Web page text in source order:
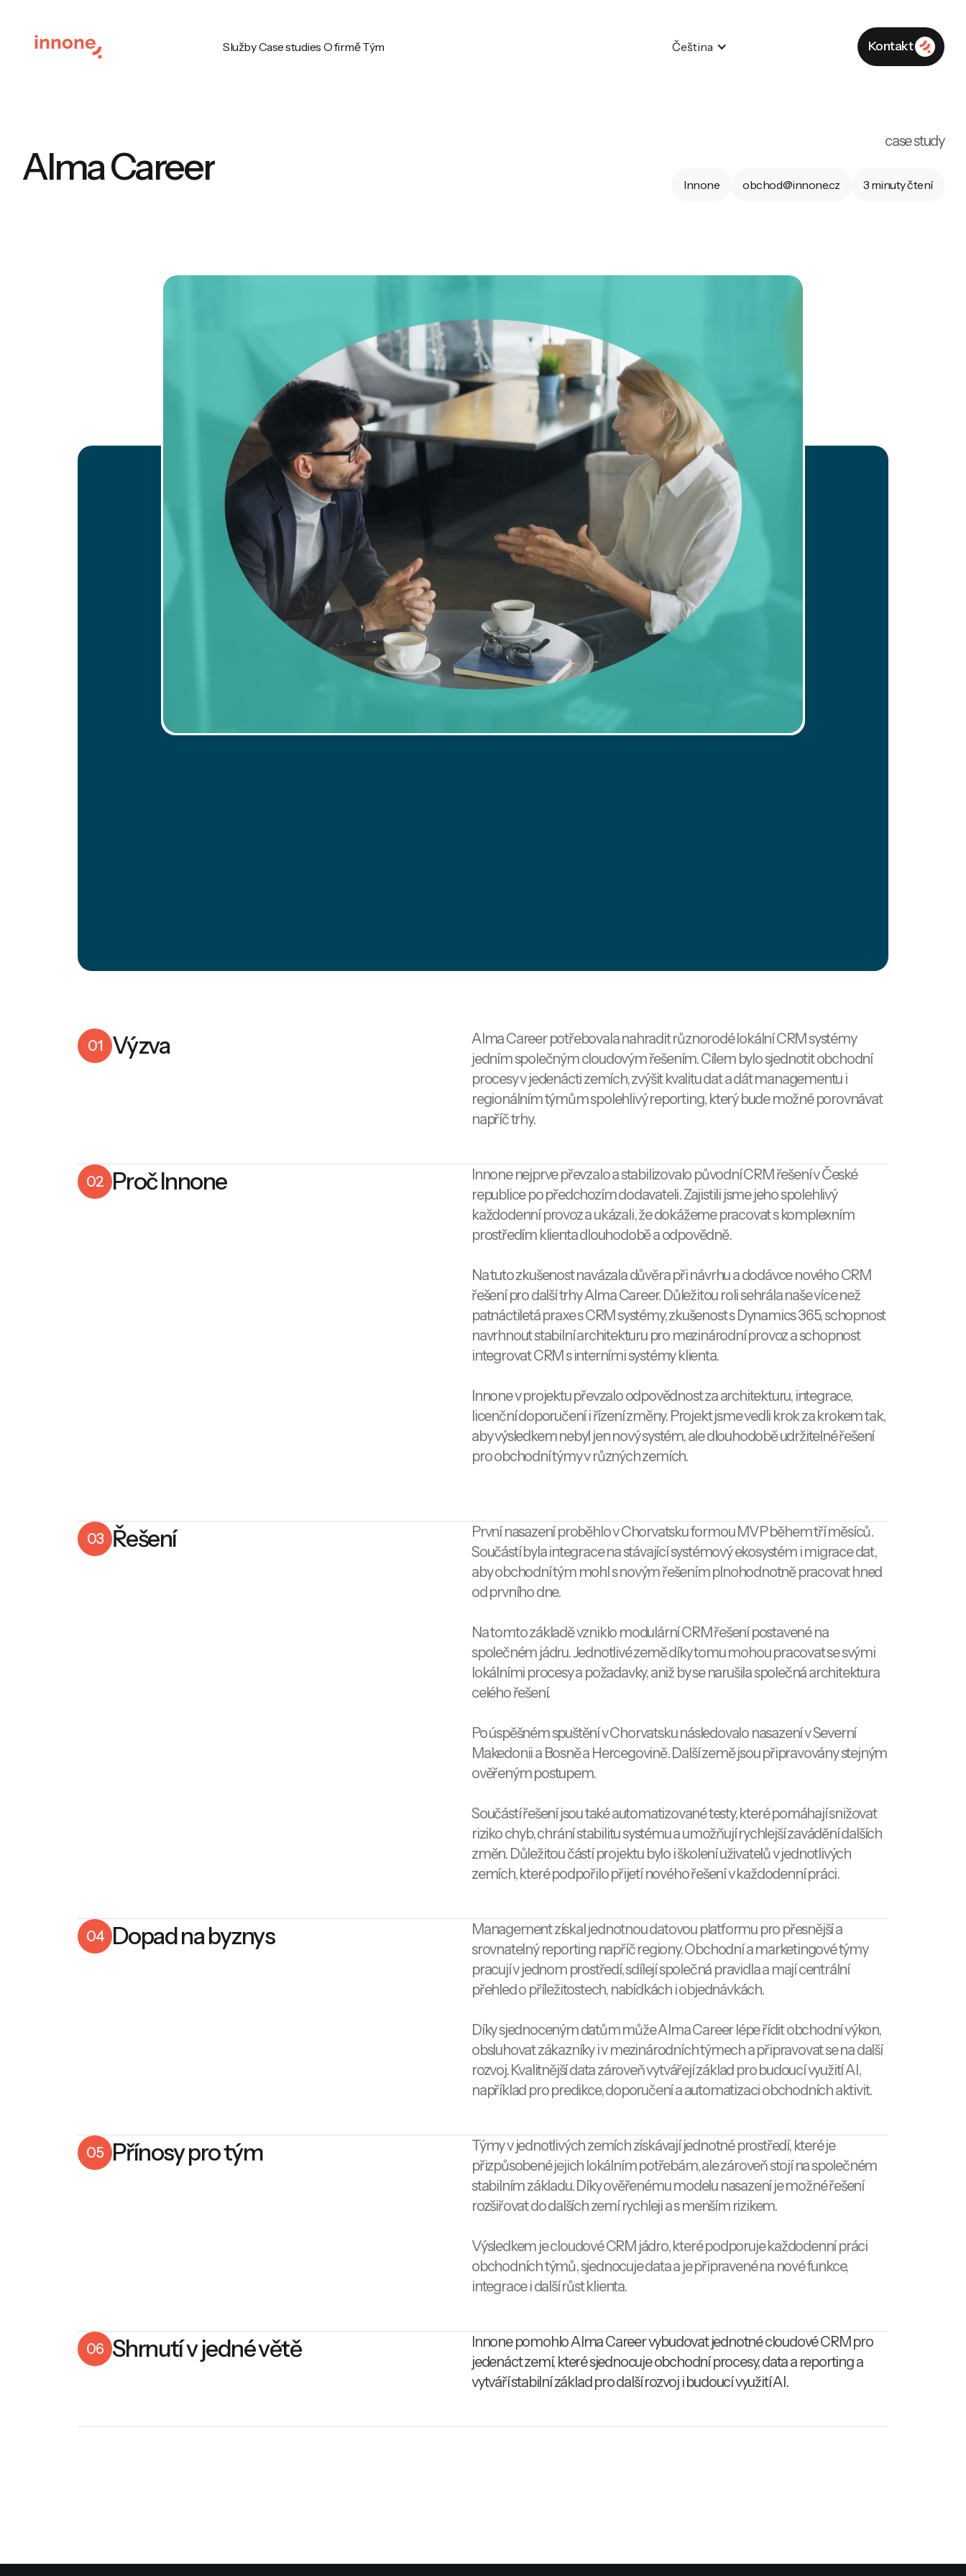
SlužbyCase studies O firměTým
Čeština
Kontakt
Kontakt
Alma Career
case study
Innone obchod@innone.cz 3 minuty čtení
01 Výzva
Alma Career potřebovala nahradit různorodé lokální CRM systémy
jedním společným cloudovým řešením. Cílem bylo sjednotit obchodní
procesy v jedenácti zemích, zvýšit kvalitu dat a dát managementu i
regionálním týmům spolehlivý reporting, který bude možné porovnávat
napříč trhy.
02 Proč Innone
Innone nejprve převzalo a stabilizovalo původní CRM řešení v České
republice po předchozím dodavateli. Zajistili jsme jeho spolehlivý
každodenní provoz a ukázali, že dokážeme pracovat s komplexním
prostředím klienta dlouhodobě a odpovědně.
Na tuto zkušenost navázala důvěra při návrhu a dodávce nového CRM
řešení pro další trhy Alma Career. Důležitou roli sehrála naše více než
patnáctiletá praxe s CRM systémy, zkušenost s Dynamics 365, schopnost
navrhnout stabilní architekturu pro mezinárodní provoz a schopnost
integrovat CRM s interními systémy klienta.
Innone v projektu převzalo odpovědnost za architekturu, integrace,
licenční doporučení i řízení změny. Projekt jsme vedli krok za krokem tak,
aby výsledkem nebyl jen nový systém, ale dlouhodobě udržitelné řešení
pro obchodní týmy v různých zemích.
03 Řešení
První nasazení proběhlo v Chorvatsku formou MVP během tří měsíců.
Součástí byla integrace na stávající systémový ekosystém i migrace dat,
aby obchodní tým mohl s novým řešením plnohodnotně pracovat hned
od prvního dne.
Na tomto základě vzniklo modulární CRM řešení postavené na
společném jádru. Jednotlivé země díky tomu mohou pracovat se svými
lokálními procesy a požadavky, aniž by se narušila společná architektura
celého řešení.
Po úspěšném spuštění v Chorvatsku následovalo nasazení v Severní
Makedonii a Bosně a Hercegovině. Další země jsou připravovány stejným
ověřeným postupem.
Součástí řešení jsou také automatizované testy, které pomáhají snižovat
riziko chyb, chrání stabilitu systému a umožňují rychlejší zavádění dalších
změn. Důležitou částí projektu bylo i školení uživatelů v jednotlivých
zemích, které podpořilo přijetí nového řešení v každodenní práci.
04 Dopad na byznys
Management získal jednotnou datovou platformu pro přesnější a
srovnatelný reporting napříč regiony. Obchodní a marketingové týmy
pracují v jednom prostředí, sdílejí společná pravidla a mají centrální
přehled o příležitostech, nabídkách i objednávkách.
Díky sjednoceným datům může Alma Career lépe řídit obchodní výkon,
obsluhovat zákazníky i v mezinárodních týmech a připravovat se na další
rozvoj. Kvalitnější data zároveň vytvářejí základ pro budoucí využití AI,
například pro predikce, doporučení a automatizaci obchodních aktivit.
05 Přínosy pro tým
Týmy v jednotlivých zemích získávají jednotné prostředí, které je
přizpůsobené jejich lokálním potřebám, ale zároveň stojí na společném
stabilním základu. Díky ověřenému modelu nasazení je možné řešení
rozšiřovat do dalších zemí rychleji a s menším rizikem.
Výsledkem je cloudové CRM jádro, které podporuje každodenní práci
obchodních týmů, sjednocuje data a je připravené na nové funkce,
integrace i další růst klienta.
06 Shrnutí v jedné větě
Innone pomohlo Alma Career vybudovat jednotné cloudové CRM pro
jedenáct zemí, které sjednocuje obchodní procesy, data a reporting a
vytváří stabilní základ pro další rozvoj i budoucí využití AI.